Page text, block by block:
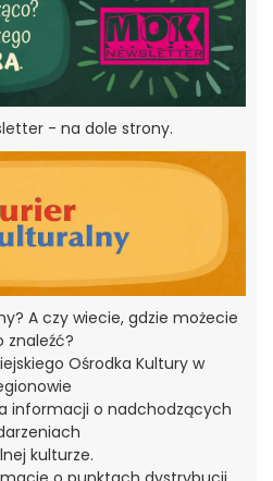
- na dole strony.
A czy wiecie, gdzie możecie
znaleźć?
Ośrodka Kultury w
informacji o nadchodzących
kulturze.